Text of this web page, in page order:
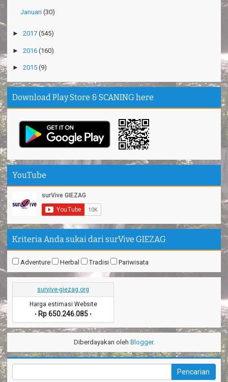
Januari (30)
► 2017 (545)
► 2016 (160)
► 2015 (9)
Download Play Store & SCANING here
YouTube
Kriteria Anda sukai dari surVive GIEZAG
Adventure Herbal Tradisi Pariwisata
survive-giezag.org
Harga estimasi Website
• Rp 650.246.085 •
Diberdayakan oleh Blogger.
Taman